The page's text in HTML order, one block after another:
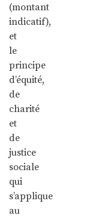
(montant
indicatif),
et
le
principe
d’équité,
de
charité
et
de
justice
sociale
qui
s’applique
au